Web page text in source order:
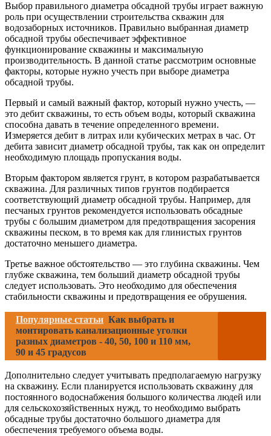
Выбор правильного диаметра обсадной трубы играет важную
роль при осуществлении строительства скважин для
водозаборных источников. Правильно выбранная диаметр
обсадной трубы обеспечивает эффективное
функционирование скважины и максимальную
производительность. В данной статье рассмотрим основные
факторы, которые нужно учесть при выборе диаметра
обсадной трубы.
Первый и самый важный фактор, который нужно учесть, —
это дебит скважины, то есть объем воды, который скважина
способна давать в течение определенного времени.
Измеряется дебит в литрах или кубических метрах в час. От
дебита зависит диаметр обсадной трубы, так как он определит
необходимую площадь пропускания воды.
Вторым фактором является грунт, в котором разрабатывается
скважина. Для различных типов грунтов подбирается
соответствующий диаметр обсадной трубы. Например, для
песчаных грунтов рекомендуется использовать обсадные
трубы с большим диаметром для предотвращения засорения
скважины песком, в то время как для глинистых грунтов
достаточно меньшего диаметра.
Третье важное обстоятельство — это глубина скважины. Чем
глубже скважина, тем больший диаметр обсадной трубы
следует использовать. Это необходимо для обеспечения
стабильности скважины и предотвращения ее обрушения.
Популярные статьи Как выбрать и
монтировать канализационные уголки
разных диаметров - 40, 50, 100 и 110 мм,
90 и 45 градусов
Дополнительно следует учитывать предполагаемую нагрузку
на скважину. Если планируется использовать скважину для
постоянного водоснабжения большого количества людей или
для сельскохозяйственных нужд, то необходимо выбрать
обсадные трубы достаточно большого диаметра для
обеспечения требуемого объема воды.